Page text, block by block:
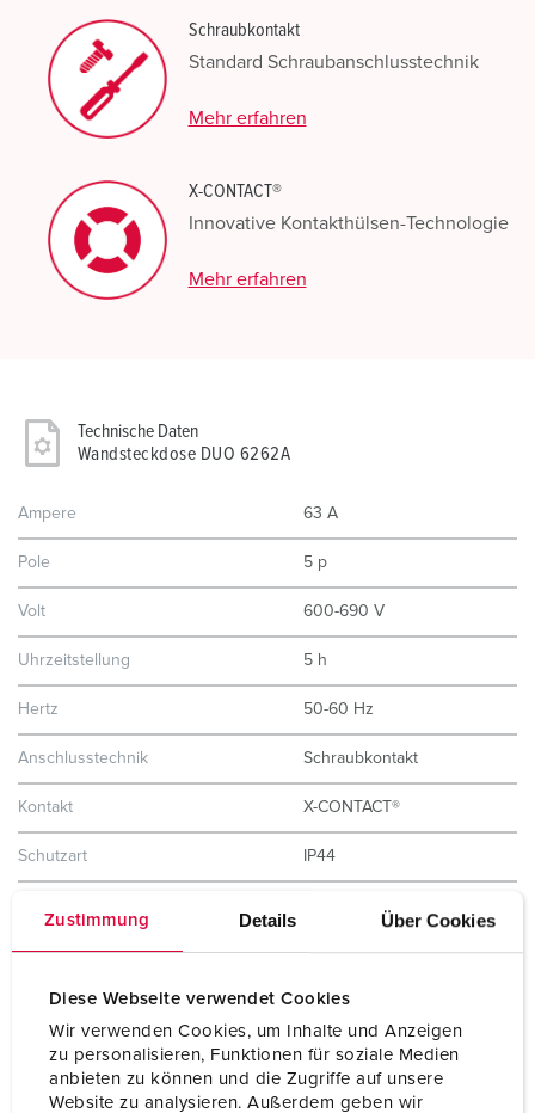
Zustimmung Details Über Cookies
Diese Webseite verwendet Cookies
Wir verwenden Cookies, um Inhalte und Anzeigen
zu personalisieren, Funktionen für soziale Medien
anbieten zu können und die Zugriffe auf unsere
Website zu analysieren. Außerdem geben wir
Schraubkontakt
Standard Schraubanschlusstechnik
Mehr erfahren
X-CONTACT®
Innovative Kontakthülsen-Technologie
Mehr erfahren
Technische Daten
Wandsteckdose DUO 6262A
Ampere 63 A
Pole 5 p
Volt 600-690 V
Uhrzeitstellung 5 h
Hertz 50-60 Hz
Anschlusstechnik Schraubkontakt
Kontakt X-CONTACT®
Schutzart IP44
Gewicht 2660 g
Prüfzeichen EAC